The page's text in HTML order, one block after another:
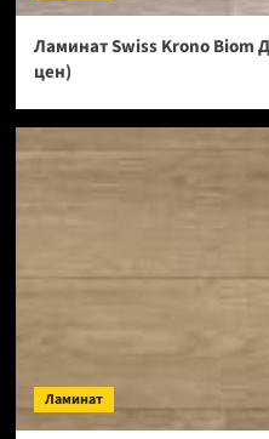
Ламинат Swiss Krono Biom
цен)
Ламинат